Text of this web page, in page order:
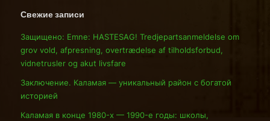
Свежие записи
Защищено: Emne: HASTESAG! Tredjepartsanmeldelse om
grov vold, afpresning, overtrædelse af tilholdsforbud,
vidnetrusler og akut livsfare
Заключение. Каламая — уникальный район с богатой
историей
Каламая в конце 1980-х — 1990-е годы: школы,